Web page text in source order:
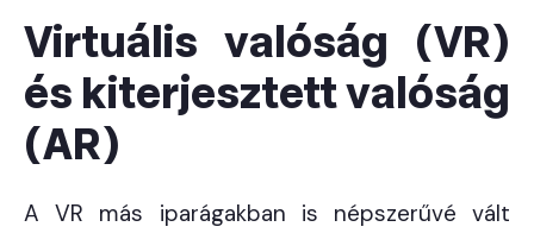
Virtuális valóság (VR)
és kiterjesztett valóság
(AR)
A VR más iparágakban is népszerűvé vált